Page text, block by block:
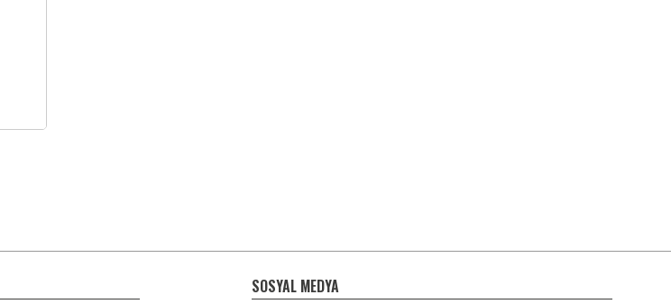
SOSYAL MEDYA